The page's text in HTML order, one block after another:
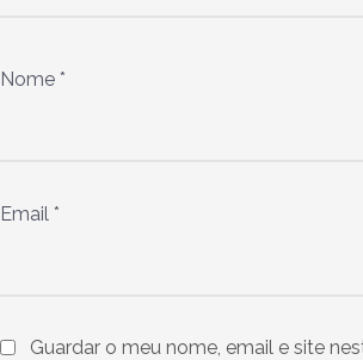
Nome *
Email *
Guardar o meu nome, email e site